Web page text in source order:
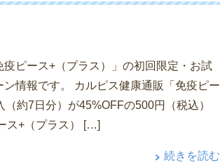
疫ピース+（プラス）」の初回限定・お試
ン情報です。 カルピス健康通販「免疫ピー
約7日分）が45%OFFの500円（税込）
ス+（プラス） […]
続きを読む